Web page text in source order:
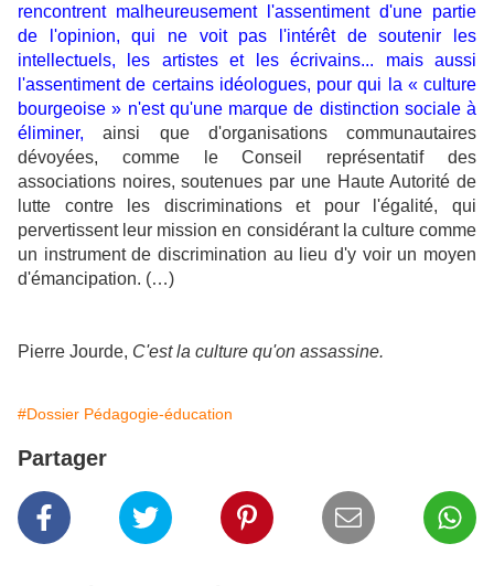
rencontrent malheureusement l'assentiment d'une partie
de l'opinion, qui ne voit pas l'intérêt de soutenir les
intellectuels, les artistes et les écrivains... mais aussi
l'assentiment de certains idéologues, pour qui la « culture
bourgeoise » n'est qu'une marque de distinction sociale à
éliminer,
ainsi que d'organisations communautaires
dévoyées, comme le Conseil représentatif des
associations noires, soutenues par une Haute Autorité de
lutte contre les discriminations et pour l'égalité, qui
pervertissent leur mission en considérant la culture comme
un instrument de discrimination au lieu d'y voir un moyen
d'émancipation. (…)
Pierre Jourde, C'est la culture qu'on assassine.
#Dossier Pédagogie-éducation
Partager